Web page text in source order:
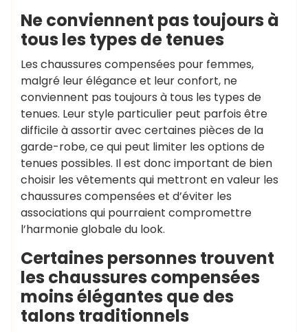
Ne conviennent pas toujours à
tous les types de tenues
Les chaussures compensées pour femmes,
malgré leur élégance et leur confort, ne
conviennent pas toujours à tous les types de
tenues. Leur style particulier peut parfois être
difficile à assortir avec certaines pièces de la
garde-robe, ce qui peut limiter les options de
tenues possibles. Il est donc important de bien
choisir les vêtements qui mettront en valeur les
chaussures compensées et d’éviter les
associations qui pourraient compromettre
l’harmonie globale du look.
Certaines personnes trouvent
les chaussures compensées
moins élégantes que des
talons traditionnels